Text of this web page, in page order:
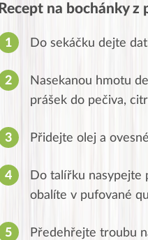
Recept na bochánky
Do sekáčku dejte
Nasekanou hmotu
prášek do pečiva,
Přidejte olej a
Do talířku nasypejte
obalíte v pufované
Předehřejte troubu